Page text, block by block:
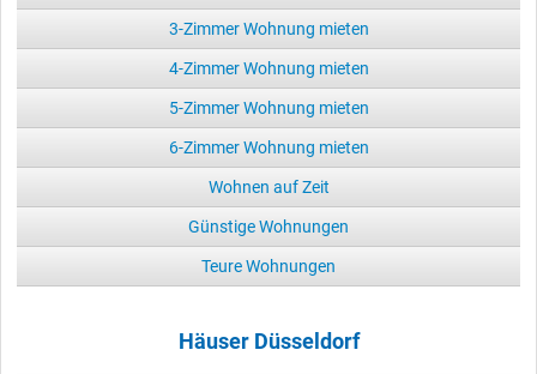
3-Zimmer Wohnung mieten
4-Zimmer Wohnung mieten
5-Zimmer Wohnung mieten
6-Zimmer Wohnung mieten
Wohnen auf Zeit
Günstige Wohnungen
Teure Wohnungen
Häuser Düsseldorf